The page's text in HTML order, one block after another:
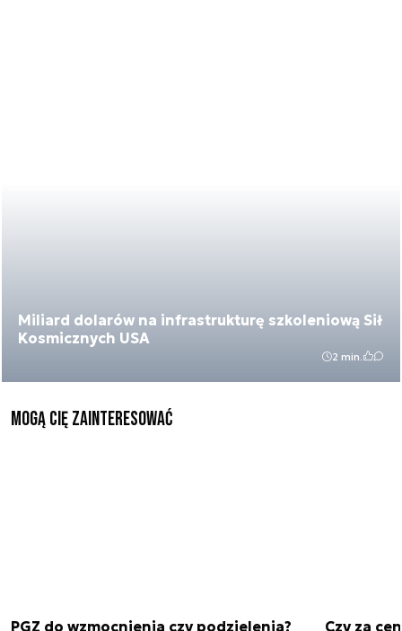
Miliard dolarów na infrastrukturę szkoleniową Sił
Kosmicznych USA
2 min.
Mogą Cię zainteresować
PGZ do wzmocnienia czy podzielenia?
Czy za